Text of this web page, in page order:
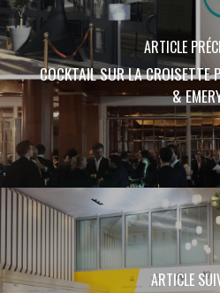
ARTICLE
COCKTAIL SUR LA CROISETTE
&
ARTICLE